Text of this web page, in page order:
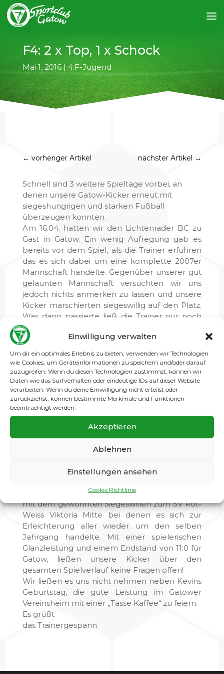
Einwilligung verwalten
Um dir ein optimales Erlebnis zu bieten, verwenden wir Technologien
wie Cookies, um Geräteinformationen zu speichern und/oder darauf
zuzugreifen. Wenn du diesen Technologien zustimmst, können wir
Daten wie das Surfverhalten oder eindeutige IDs auf dieser Website
verarbeiten. Wenn du deine Einwilligung nicht erteilst oder
zurückziehst, können bestimmte Merkmale und Funktionen
beeinträchtigt werden.
Akzeptieren
Ablehnen
Einstellungen ansehen
Cookie Richtlinie
F4: 2 x Top, 1 x Schock
Mai 1, 2016| 4.F-Jugend
← vorheriger Artikel nächster Artikel →
Schnell sind 3 weitere Spieltage vorbei, an
denen unsere Gatow-Kicker erneut mit
siegeshungrigen und starken Fußball
überzeugen konnten.
Am 16.04. hatten wir den Lichtenrader BC zu
Gast in Gatow. Ein wenig Aufregung gab es
bereits vor dem Spiel, als die Trainer erfuhren
das es sich dabei um eine komplette 2007er
Mannschaft handelte. Gegenüber unserer gut
gelaunten Mannschaft versuchten wir uns
jedoch nichts anmerken zu lassen und unsere
Kicker marschierten siegeswillig auf den Platz.
Was dann passierte ließ die Trainer nur noch
staunen, denn unsere Jungs legten los, so dass
man sich fragen musste wer hier „die Großen“
sind? Nach einem schnellen Führungsaufbau
mit 3:0 für Gatow konnten die Gegner zwar bis
zur Halbzeit auf 4:2 aufschließen, in der 2.
Halbzeit machten unsere Kicker das Spiel
jedoch mit einem Endstand von 6:3 Toren klar.
Am 23.04. hatten wir erneut mit einer reinen
„2007er“-Truppe den FC Viktoria 1889 zu Gast
in Gatow, jedoch mit dem deutlichen
Unterschied zum letzten Spiel das wir es mit
einer überlegeneren Mannschaft zu tun
zeigte wer „der Große“ auf dem Feld ist!
wieder von uns ab und reisten heute am 30.04.
mit dem gewohnten Siegeswillen zum SV Rot-
Weiss Viktoria Mitte bei denen es sich zur
Erleichterung aller wieder um den selben
Jahrgang handelte. Mit einer spielerischen
Glanzleistung und einem Endstand von 11:0 für
Gatow, ließen unsere Kicker über den
gesamten Spielverlauf keine Fragen offen!
Wir ließen es uns nicht nehmen neben Kevins
Geburtstag, die gute Leistung im Gatower
Vereinsheim mit einer „Tasse Kaffee“ zu feiern.
Es grüßt
das Trainergespann